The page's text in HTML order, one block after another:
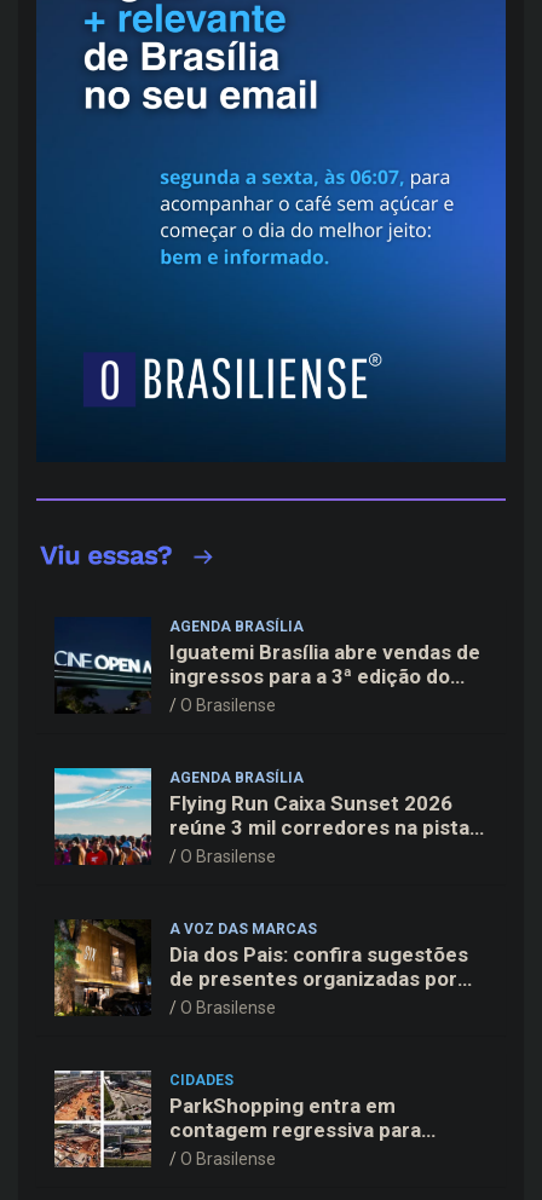
AGENDA BRASÍLIA
Iguatemi Brasília abre vendas de
ingressos para a 3ª edição do
Cine Open Air
O Brasilense
AGENDA BRASÍLIA
Flying Run Caixa Sunset 2026
reúne 3 mil corredores na pista
do Aeroporto de Brasília neste
O Brasilense
A VOZ DAS MARCAS
Dia dos Pais: confira sugestões
de presentes organizadas por
faixas de preço
O Brasilense
CIDADES
ParkShopping entra em
contagem regressiva para
inaugurar 10ª Expansão em 18
O Brasilense